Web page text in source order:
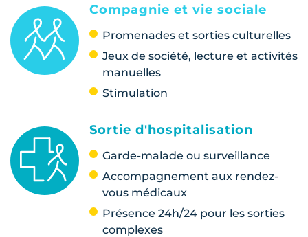
Compagnie et vie sociale
Promenades et sorties culturelles
Jeux de société, lecture et activités
manuelles
Stimulation
Sortie d'hospitalisation
Garde-malade ou surveillance
Accompagnement aux rendez-
vous médicaux
Présence 24h/24 pour les sorties
complexes